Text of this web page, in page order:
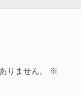
りません。
※